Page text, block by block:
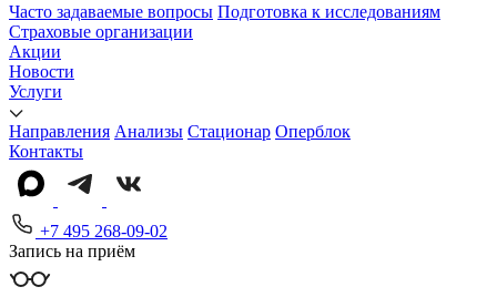
Часто задаваемые вопросы Подготовка к исследованиям
Страховые организации
Акции
Новости
Услуги
Направления Анализы Стационар Оперблок
Контакты
+7 495 268-09-02
Запись на приём